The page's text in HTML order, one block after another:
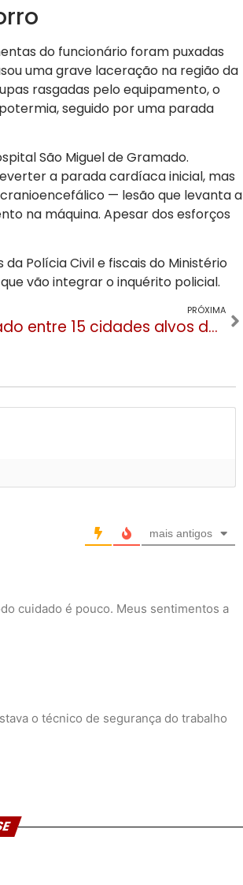
do funcionário foram puxadas
uma grave laceração na região da
rasgadas pelo equipamento, o
seguido por uma parada
São Miguel de Gramado.
a parada cardíaca inicial, mas
— lesão que levanta a
na máquina. Apesar dos esforços
Polícia Civil e fiscais do Ministério
vão integrar o inquérito policial.
PRÓXIMA
Gramado entre 15 cidades alvos de megaoperação da Polícia Civil contra lavagem de dinheiro do tráfico
mais antigos
cuidado é pouco. Meus sentimentos a
o técnico de segurança do trabalho